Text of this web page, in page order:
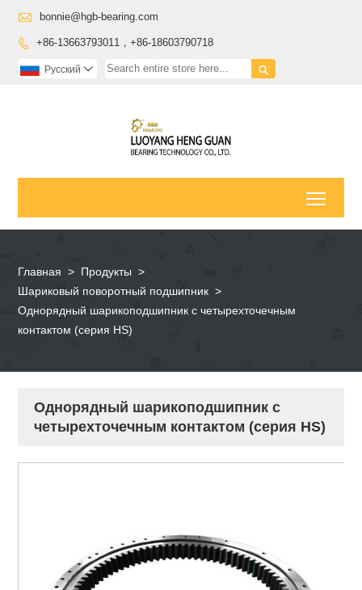
 bonnie@hgb-bearing.com
 +86-13663793011，+86-18603790718

Pусский 
Главная > Продукты >
Шариковый поворотный подшипник >
Однорядный шарикоподшипник с четырехточечным
контактом (серия HS)
Однорядный шарикоподшипник с
четырехточечным контактом (серия HS)